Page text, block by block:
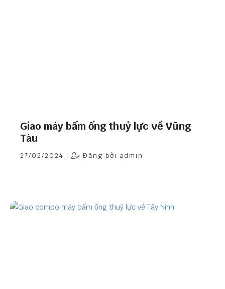
Giao máy bấm ống thuỷ lực về Vũng
Tàu
27/02/2024 | Đăng bởi admin